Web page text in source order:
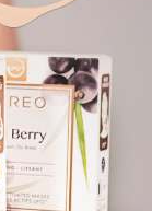
urządzenia
zamówienia
Moje adresy
subskrypcje
中文